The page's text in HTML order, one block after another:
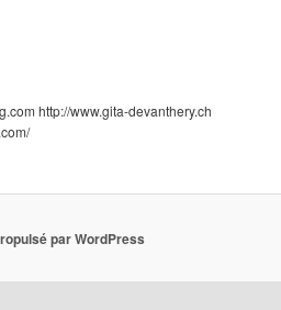
http://www.gita-devanthery.ch
par WordPress